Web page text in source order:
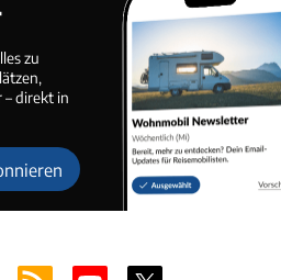
zu
direkt in